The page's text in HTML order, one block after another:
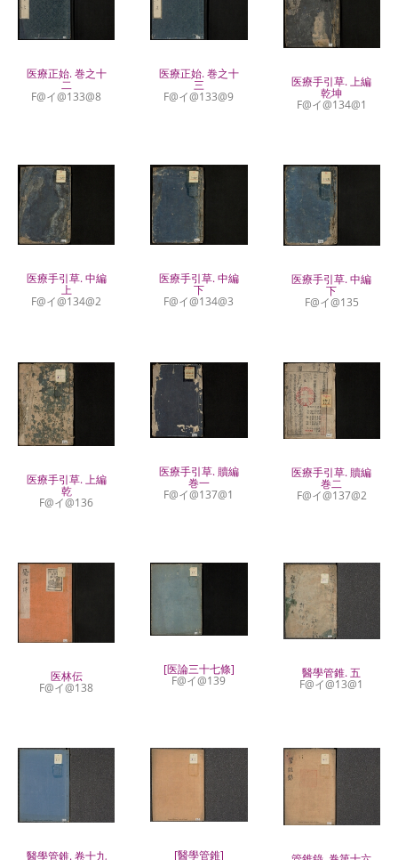
医療正始. 巻之十
二
F@イ@133@8
医療正始. 巻之十
三
F@イ@133@9
医療手引草. 上編
乾坤
F@イ@134@1
医療手引草. 中編
上
F@イ@134@2
医療手引草. 中編
下
F@イ@134@3
医療手引草. 中編
下
F@イ@135
医療手引草. 上編
乾
F@イ@136
医療手引草. 贖編
巻一
F@イ@137@1
医療手引草. 贖編
巻二
F@イ@137@2
医林伝
F@イ@138
[医論三十七條]
F@イ@139
醫學管錐. 五
F@イ@13@1
醫學管錐. 卷十九 [醫學管錐]